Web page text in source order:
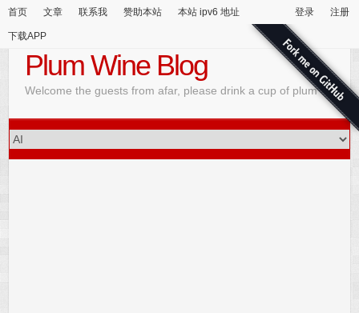
首页 文章 联系我 赞助本站 本站 ipv6 地址
下载APP
登录 注册
Plum Wine Blog
Welcome the guests from afar, please drink a cup of plum wine